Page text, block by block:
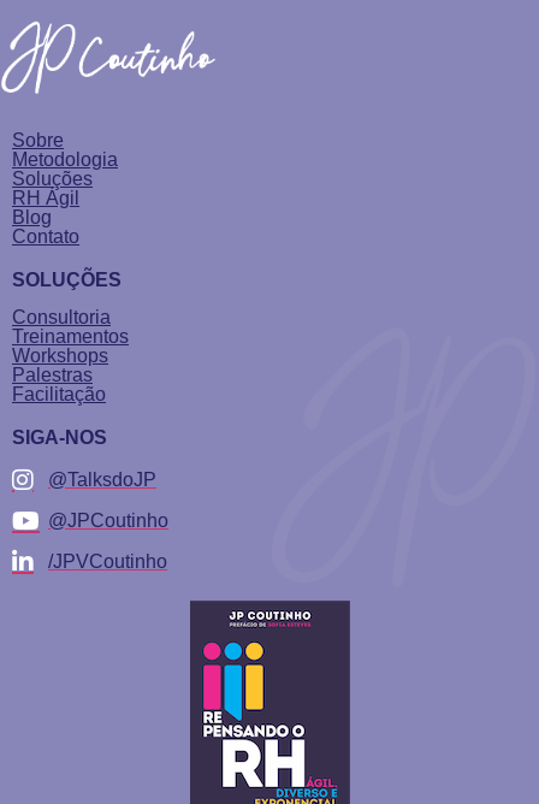
Sobre
Metodologia
Soluções
RH Ágil
Blog
Contato
SOLUÇÕES
Consultoria
Treinamentos
Workshops
Palestras
Facilitação
SIGA-NOS
@TalksdoJP
@JPCoutinho
/JPVCoutinho